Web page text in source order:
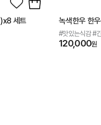
세트 녹색한우 한
#맛있는식감 #
120,000원